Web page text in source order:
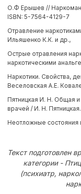
О.Ф Ерышев //
ISBN: 5-7564-4129-7
Отравление
Ильяшенко К.К. и др.,
Острые отравления
наркотическими
Наркотики. Свойства,
Веселовская А.Е.
Пятницкая И. Н. Общая и
врачей / И. Н.
Неотложные состояния
Текст подготовлен
категории -
(психиатр,